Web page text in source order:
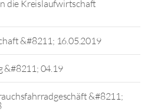
die Kreislaufwirtschaft
&#8211; 16.05.2019
&#8211; 04.19
&#8211;